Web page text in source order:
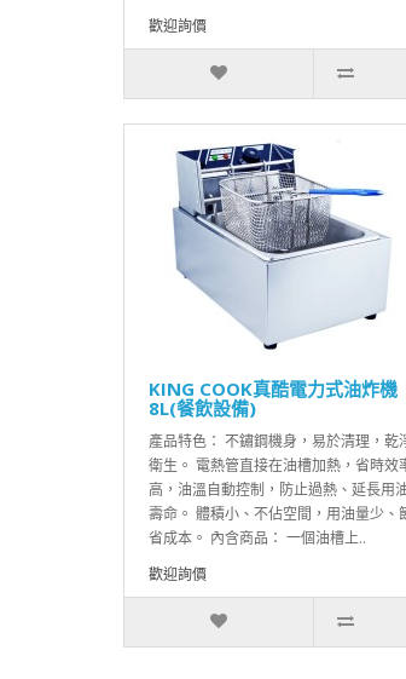
歡迎詢價
KING COOK真酷電力式油炸機
8L(餐飲設備)
產品特色： 不鏽鋼機身，易於清理，乾
衛生。 電熱管直接在油槽加熱，省時效
高，油溫自動控制，防止過熱、延長用
壽命。 體積小、不佔空間，用油量少、
省成本。 內含商品： 一個油槽上..
歡迎詢價